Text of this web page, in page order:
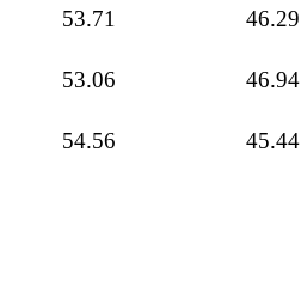
53.71 46.29
53.06 46.94
54.56 45.44